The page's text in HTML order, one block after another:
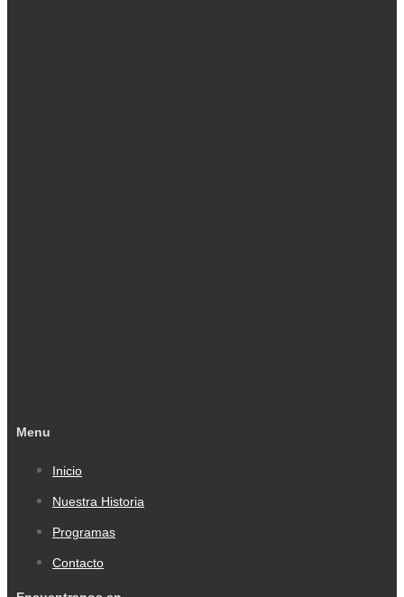
Menu
Inicio
Nuestra Historia
Programas
Contacto